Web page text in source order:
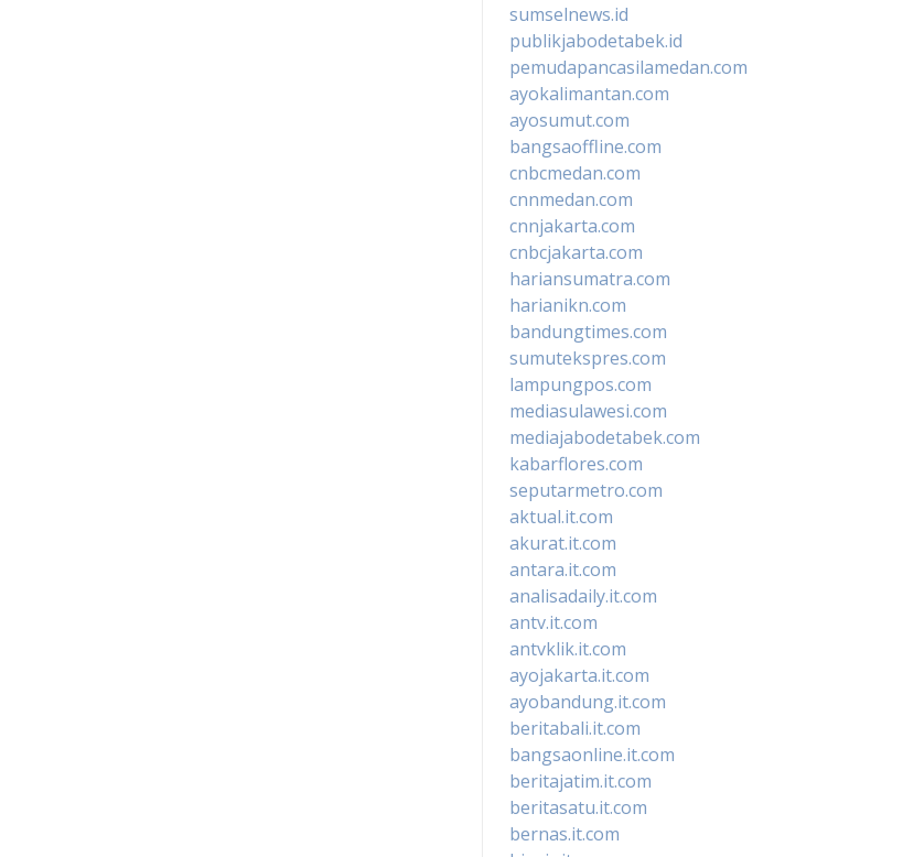
sumselnews.id
publikjabodetabek.id
pemudapancasilamedan.com
ayokalimantan.com
ayosumut.com
bangsaoffline.com
cnbcmedan.com
cnnmedan.com
cnnjakarta.com
cnbcjakarta.com
hariansumatra.com
harianikn.com
bandungtimes.com
sumutekspres.com
lampungpos.com
mediasulawesi.com
mediajabodetabek.com
kabarflores.com
seputarmetro.com
aktual.it.com
akurat.it.com
antara.it.com
analisadaily.it.com
antv.it.com
antvklik.it.com
ayojakarta.it.com
ayobandung.it.com
beritabali.it.com
bangsaonline.it.com
beritajatim.it.com
beritasatu.it.com
bernas.it.com